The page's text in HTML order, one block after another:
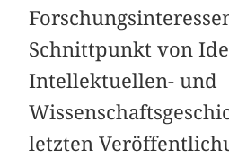
Schnittpunkt von
Intellektuellen- und
letzten